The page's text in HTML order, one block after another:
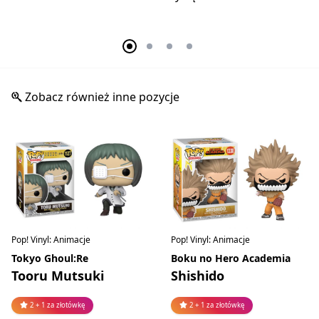
Zobacz również inne pozycje
Pop! Vinyl: Animacje
Tokyo Ghoul:Re
Tooru Mutsuki
2 + 1 za złotówkę
Pop! Vinyl: Animacje
Boku no Hero Academia
Shishido
2 + 1 za złotówkę